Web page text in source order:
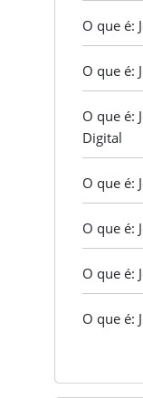
O que é:
O que é:
O que é:
Digital
O que é:
O que é:
O que é:
O que é: